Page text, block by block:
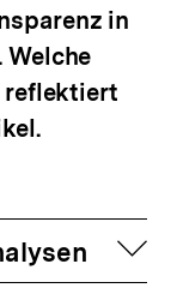
in
reflektiert